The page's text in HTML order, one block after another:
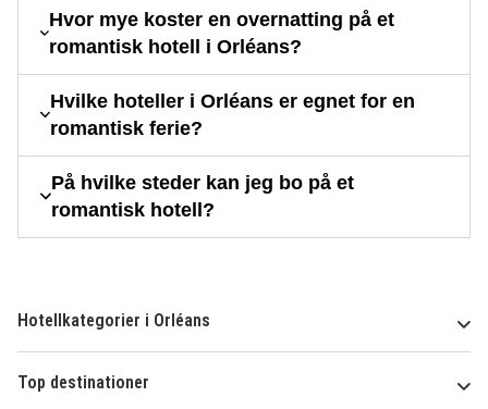
Hvor mye koster en overnatting på et
romantisk hotell i Orléans?
Hvilke hoteller i Orléans er egnet for en
romantisk ferie?
På hvilke steder kan jeg bo på et
romantisk hotell?
Hotellkategorier i Orléans
Top destinationer